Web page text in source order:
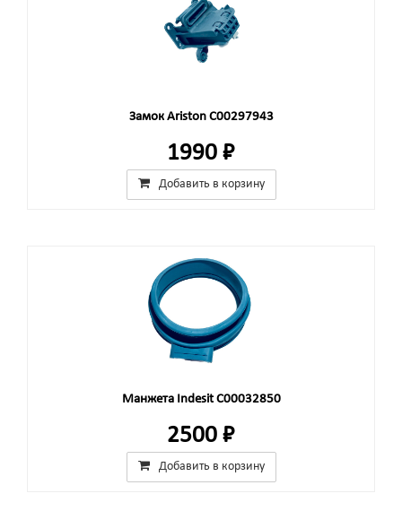
Замок Ariston C00297943
1990 ₽
Добавить в корзину
Манжета Indesit C00032850
2500 ₽
Добавить в корзину